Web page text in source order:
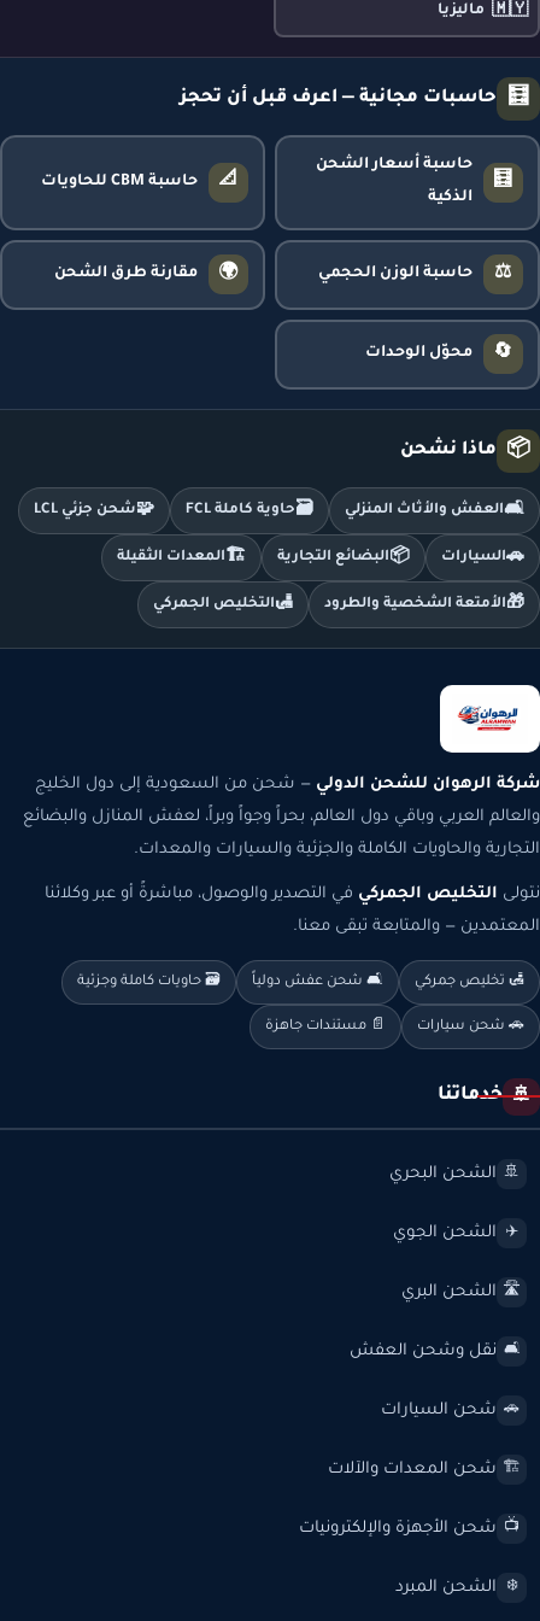
🇲🇾 ماليزيا
🧮 حاسبات مجانية — اعرف قبل أن تحجز
🧮
حاسبة أسعار الشحن
الذكية
📐 حاسبة CBM للحاويات
⚖️ حاسبة الوزن الحجمي 🌍 مقارنة طرق الشحن
🔄 محوّل الوحدات
📦 ماذا نشحن
🛋️العفش والأثاث المنزلي 🗃️حاوية كاملة FCL 🧩شحن جزئي LCL
🚗السيارات 📦البضائع التجارية 🏗️ المعدات الثقيلة
🎁الأمتعة الشخصية والطرود 🛃التخليص الجمركي
شركة الرهوان للشحن الدولي — شحن من السعودية إلى دول الخليج
والعالم العربي وباقي دول العالم، بحراً وجواً وبراً، لعفش المنازل والبضائع
التجارية والحاويات الكاملة والجزئية والسيارات والمعدات.
نتولى التخليص الجمركي في التصدير والوصول، مباشرةً أو عبر وكلائنا
المعتمدين — والمتابعة تبقى معنا.
🛃 تخليص جمركي 🛋️ شحن عفش دولياً 🗃️ حاويات كاملة وجزئية
🚗 شحن سيارات 📄 مستندات جاهزة
🚢 خدماتنا
🚢 الشحن البحري
✈️ الشحن الجوي
🛣️ الشحن البري
🛋️ نقل وشحن العفش
🚗 شحن السيارات
🏗️ شحن المعدات والآلات
📺 شحن الأجهزة والإلكترونيات
❄️ الشحن المبرد